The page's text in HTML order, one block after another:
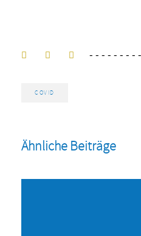
COVID
Ähnliche Beiträge